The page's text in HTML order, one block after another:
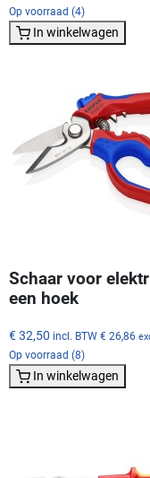
Op voorraad (4)
In winkelwagen
Schaar voor
een hoek
€ 32,50 incl. BTW € 26,86
Op voorraad (8)
In winkelwagen